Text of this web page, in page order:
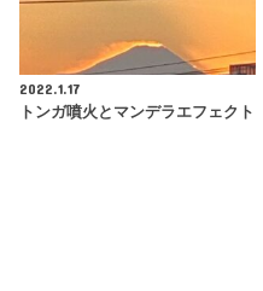
2022.1.17
トンガ噴火とマンデラエフェクト